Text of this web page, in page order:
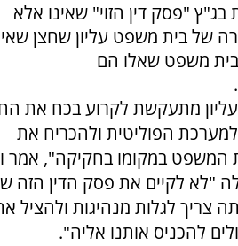
"פסק דין הזוי" שאינו אלא
של בית משפט עליון שחצן
משפט שאלו הם
מתעקשת לקרוע בכח את
הפוליטית ולהכריח את
במקומו בחקיקה", אמר
"לא לקיים את פסק הדין הזה
לגלות מנהיגות ולהציל
להכניס אותנו אליה".